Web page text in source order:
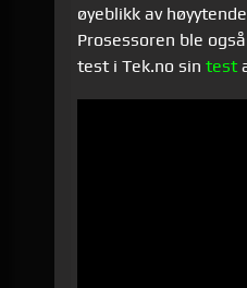
øyeblikk av
Prosessoren ble
test i Tek.no sintest